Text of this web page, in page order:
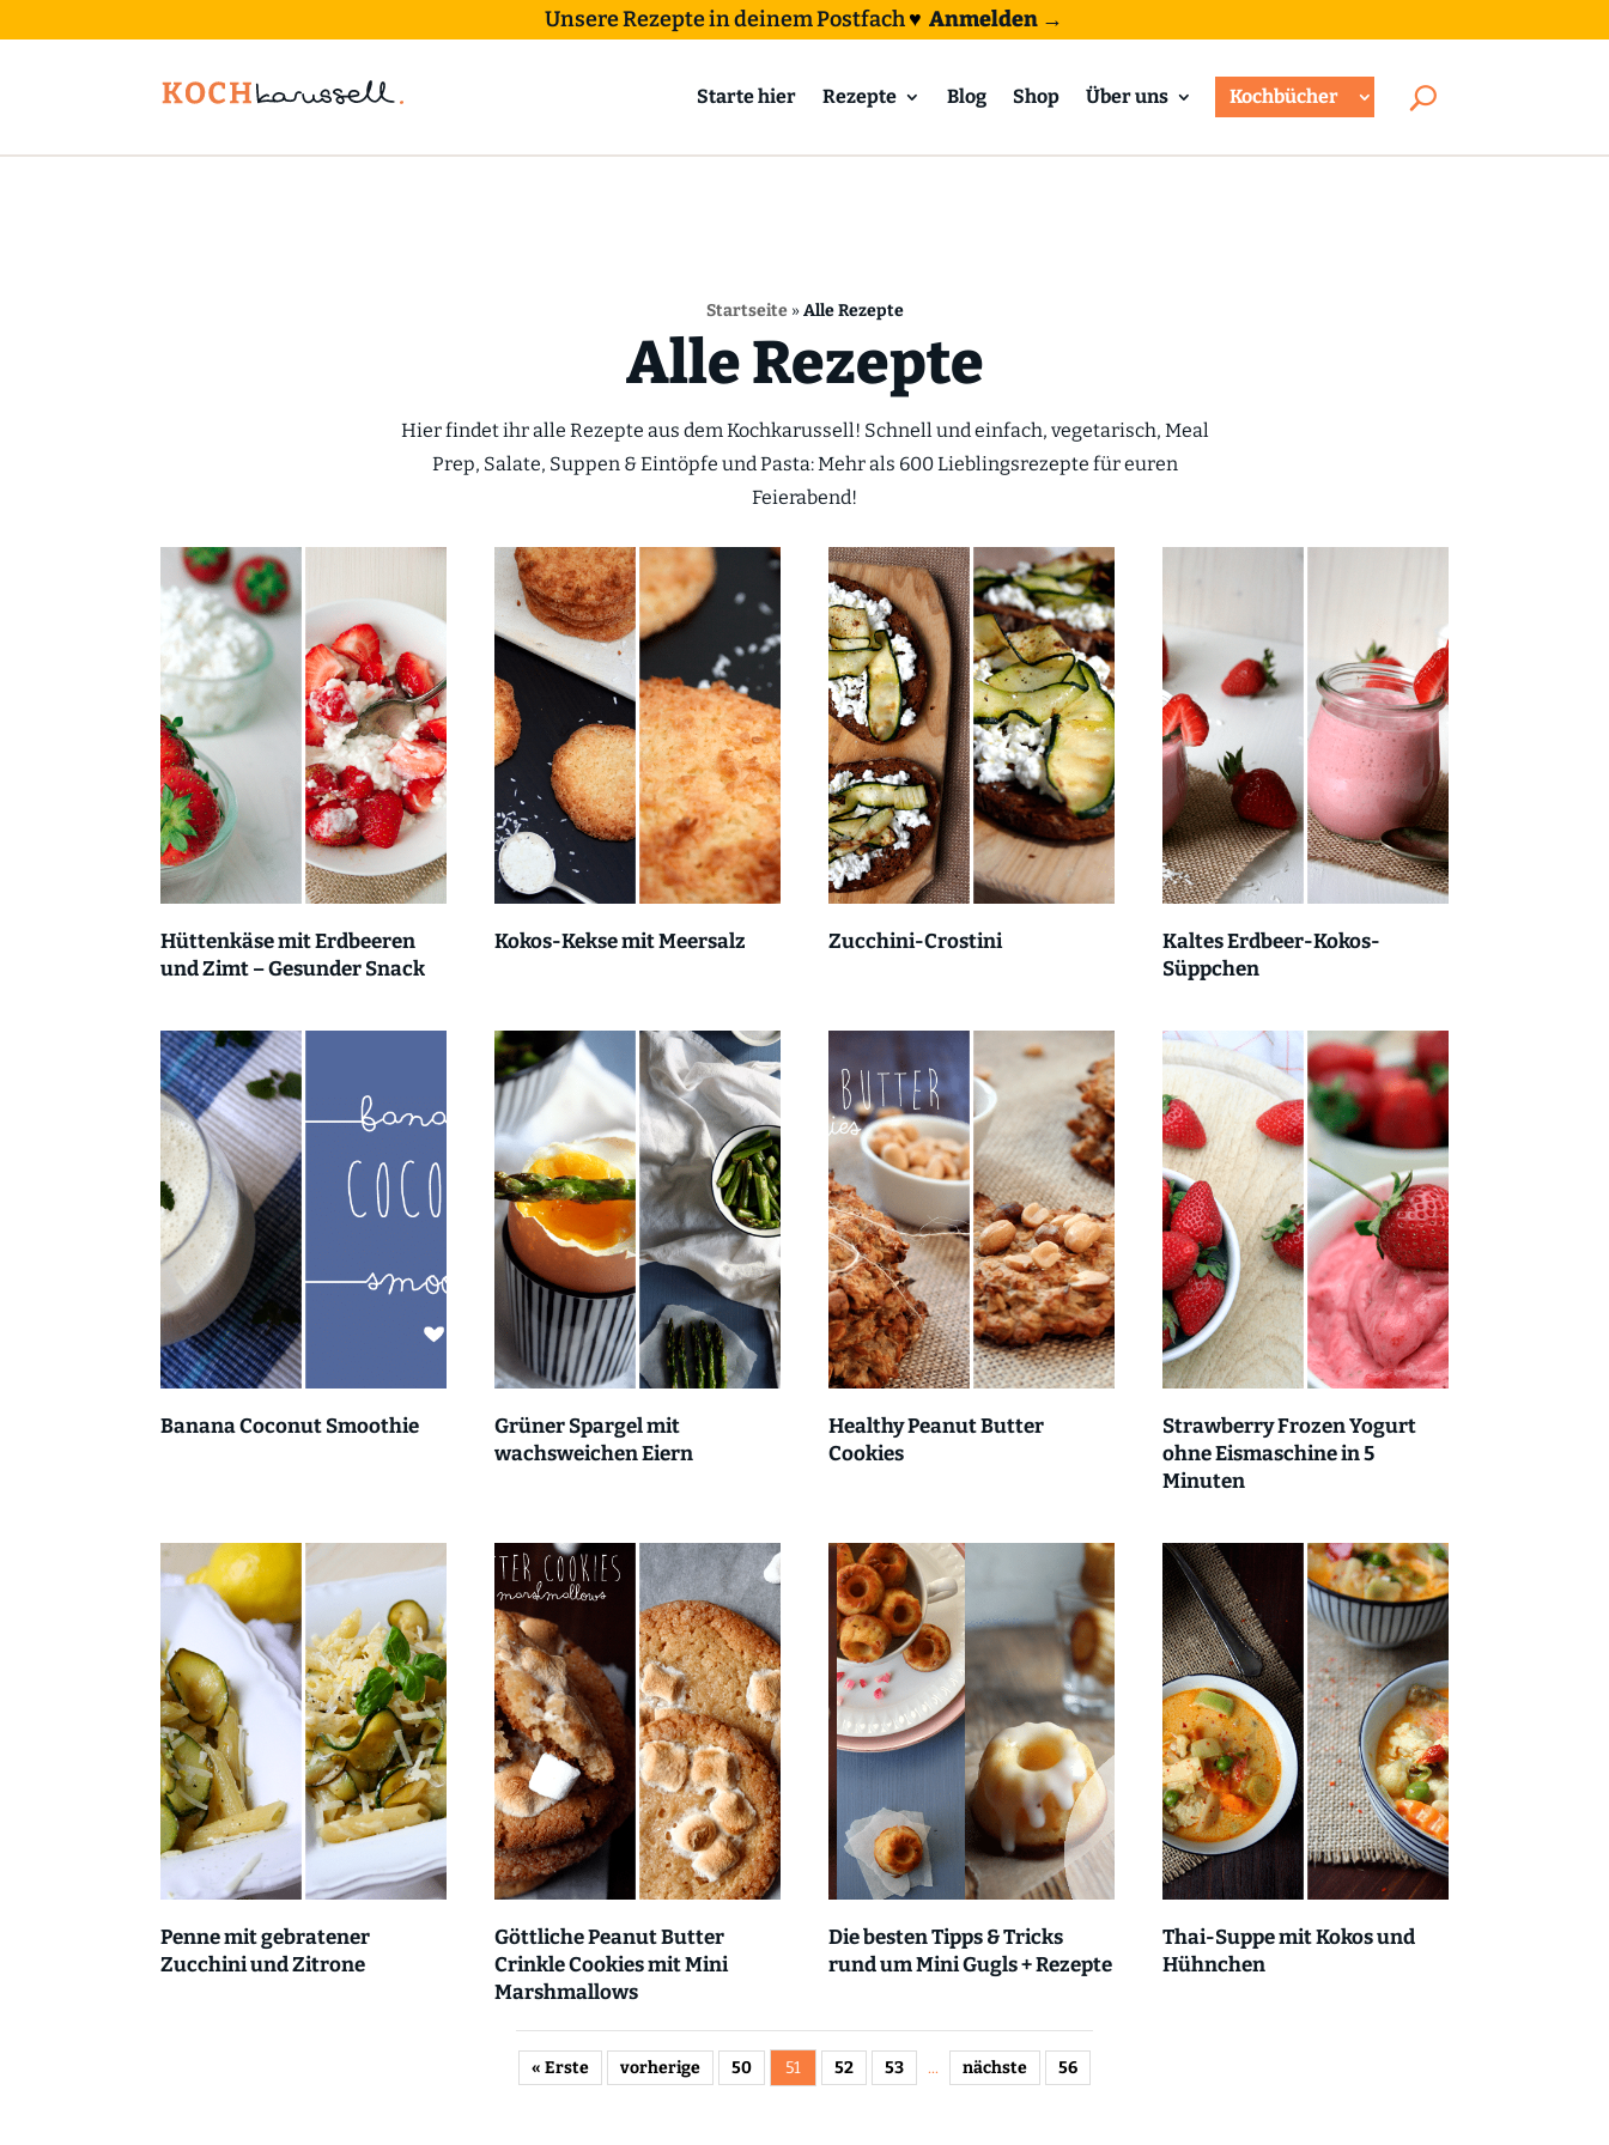
Unsere Rezepte in deinem Postfach♥ Anmelden →
Starte hier Rezepte Blog Shop Über uns Kochbücher
Startseite»Alle Rezepte
Alle Rezepte
Hier findet ihr alle Rezepte aus dem Kochkarussell! Schnell und einfach, vegetarisch, Meal
Prep, Salate, Suppen & Eintöpfe und Pasta: Mehr als 600 Lieblingsrezepte für euren
Feierabend!
Hüttenkäse mit Erdbeeren
und Zimt – Gesunder Snack
Kokos-Kekse mit Meersalz Zucchini-Crostini
Kaltes Erdbeer-Kokos-
Süppchen
Banana Coconut Smoothie
Grüner Spargel mit
wachsweichen Eiern
Healthy Peanut Butter
Cookies
Strawberry Frozen Yogurt
ohne Eismaschine in 5
Minuten
Penne mit gebratener
Zucchini und Zitrone
Göttliche Peanut Butter
Crinkle Cookies mit Mini
Marshmallows
Die besten Tipps & Tricks
rund um Mini Gugls + Rezepte
Thai-Suppe mit Kokos und
Hühnchen
« Erste vorherige 50 51 52 53 ... nächste 56